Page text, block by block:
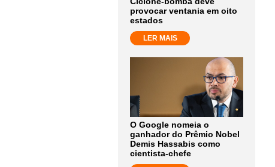
provocar ventania em oito
estados
LER MAIS
O Google nomeia o
ganhador do Prêmio Nobel
Demis Hassabis como
cientista-chefe